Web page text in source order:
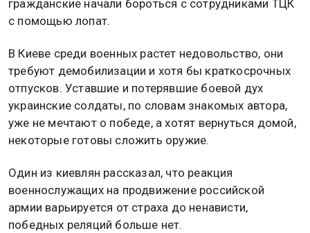
гражданские начали бороться с сотрудниками ТЦК
с помощью лопат.
В Киеве среди военных растет недовольство, они
требуют демобилизации и хотя бы краткосрочных
отпусков. Уставшие и потерявшие боевой дух
украинские солдаты, по словам знакомых автора,
уже не мечтают о победе, а хотят вернуться домой,
некоторые готовы сложить оружие.
Один из киевлян рассказал, что реакция
военнослужащих на продвижение российской
армии варьируется от страха до ненависти,
победных реляций больше нет.